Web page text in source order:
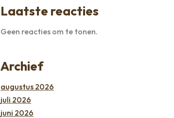
Laatste reacties
Geen reacties om te tonen.
Archief
augustus 2026
juli 2026
juni 2026